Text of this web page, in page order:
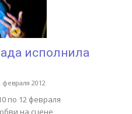
исполнила
февраля 2012
по 12 февраля
на сцене